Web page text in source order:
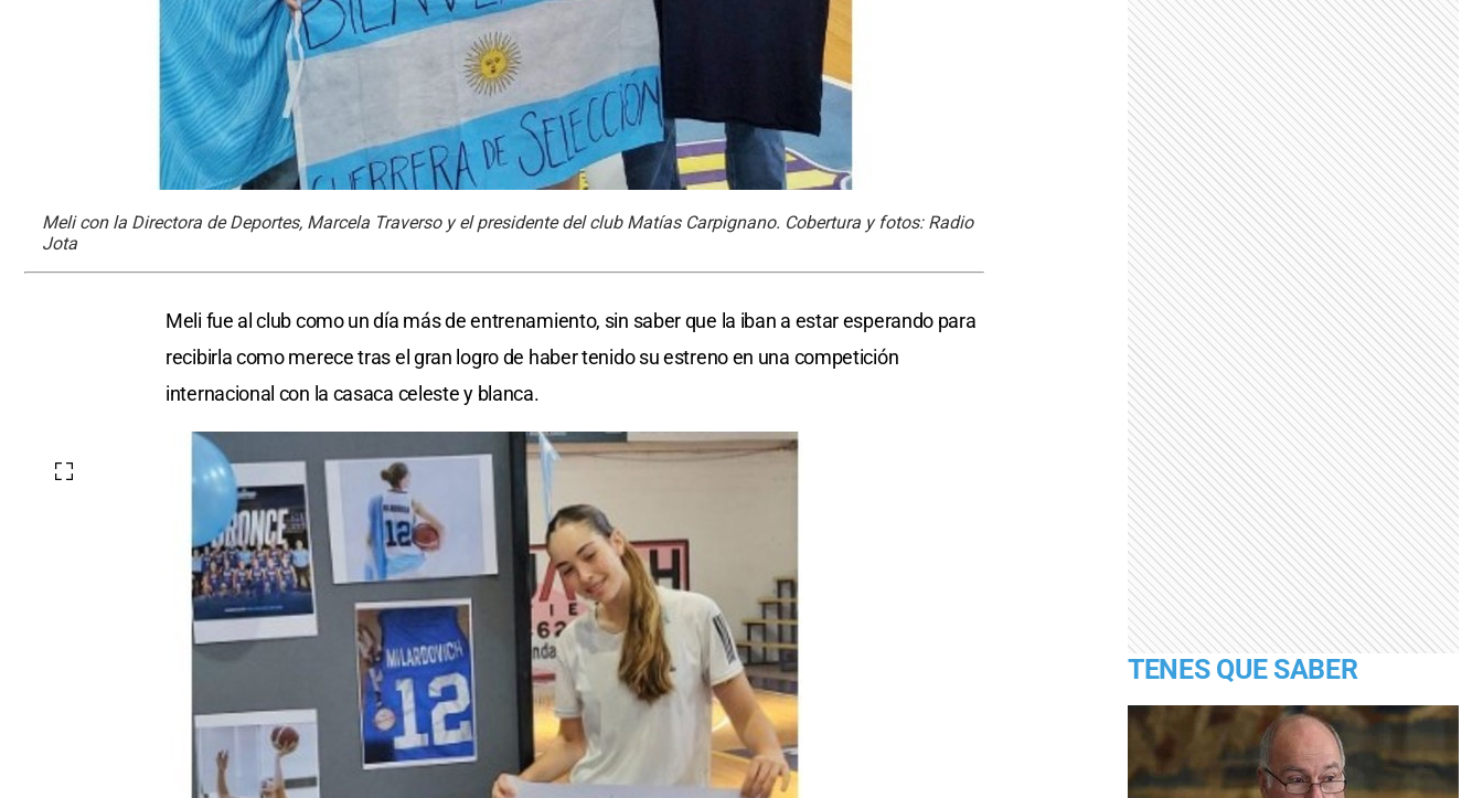
Meli con la Directora de Deportes, Marcela Traverso y el presidente del club Matías Carpignano. Cobertura y fotos: Radio
Jota
Meli fue al club como un día más de entrenamiento, sin saber que la iban a estar esperando para
recibirla como merece tras el gran logro de haber tenido su estreno en una competición
internacional con la casaca celeste y blanca.
TENES QUE SABER